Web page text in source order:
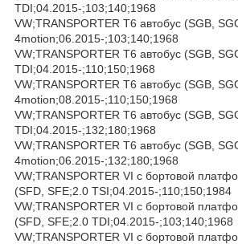
TDI;04.2015-;103;140;1968
VW;TRANSPORTER T6 автобус (SGB,
4motion;06.2015-;103;140;1968
VW;TRANSPORTER T6 автобус (SGB,
TDI;04.2015-;110;150;1968
VW;TRANSPORTER T6 автобус (SGB,
4motion;08.2015-;110;150;1968
VW;TRANSPORTER T6 автобус (SGB,
TDI;04.2015-;132;180;1968
VW;TRANSPORTER T6 автобус (SGB,
4motion;06.2015-;132;180;1968
VW;TRANSPORTER VI c бортовой
(SFD, SFE;2.0 TSI;04.2015-;110;150;1984
VW;TRANSPORTER VI c бортовой
(SFD, SFE;2.0 TDI;04.2015-;103;140;1968
VW;TRANSPORTER VI c бортовой